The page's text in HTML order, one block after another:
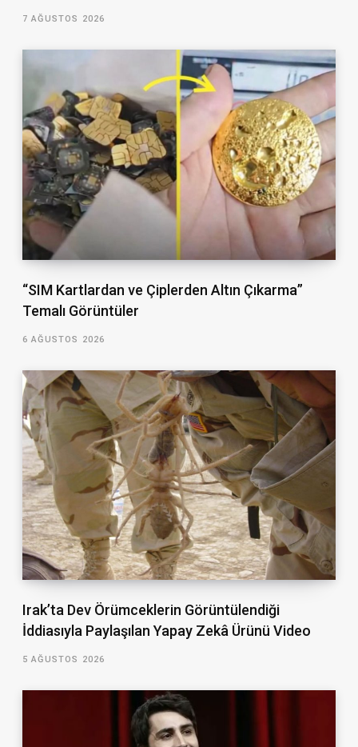
7 AĞUSTOS 2026
“SIM Kartlardan ve Çiplerden Altın Çıkarma”
Temalı Görüntüler
6 AĞUSTOS 2026
Irak’ta Dev Örümceklerin Görüntülendiği
İddiasıyla Paylaşılan Yapay Zekâ Ürünü Video
5 AĞUSTOS 2026